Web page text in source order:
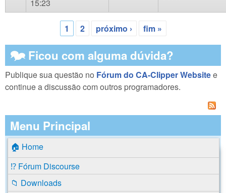
15:23
Páginas
1 2 próximo › fim »
🗫 Ficou com alguma dúvida?
Publique sua questão no Fórum do CA-Clipper Websitee
continue a discussão com outros programadores.
Menu Principal
🏠 Home
⁉️ Fórum Discourse
📁 Downloads